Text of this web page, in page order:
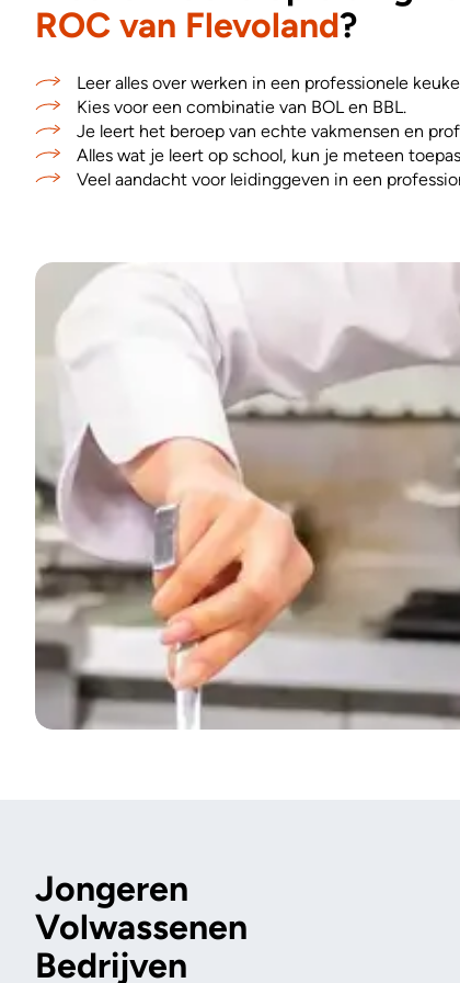
ROC van Flevoland?
Leer alles over werken in een professionele
Kies voor een combinatie van BOL en BBL.
Je leert het beroep van echte vakmensen en
Alles wat je leert op school, kun je meteen
Veel aandacht voor leidinggeven in een
Jongeren
Volwassenen
Bedrijven